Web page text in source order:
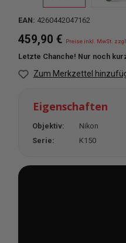
EAN: 4260442047162
Regulärer Preis:
459,90 € Preise inkl. MwSt.
Letzte Chanche! Nur noch
Zum Merkzettel
Eigenschaften
Objektiv:
Nikon
Serie:
K150